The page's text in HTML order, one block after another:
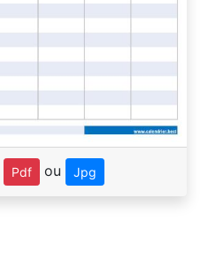
Pdf ou Jpg